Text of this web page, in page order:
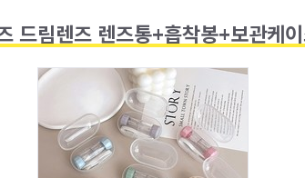
드림렌즈 렌즈통+흡착봉+보관케